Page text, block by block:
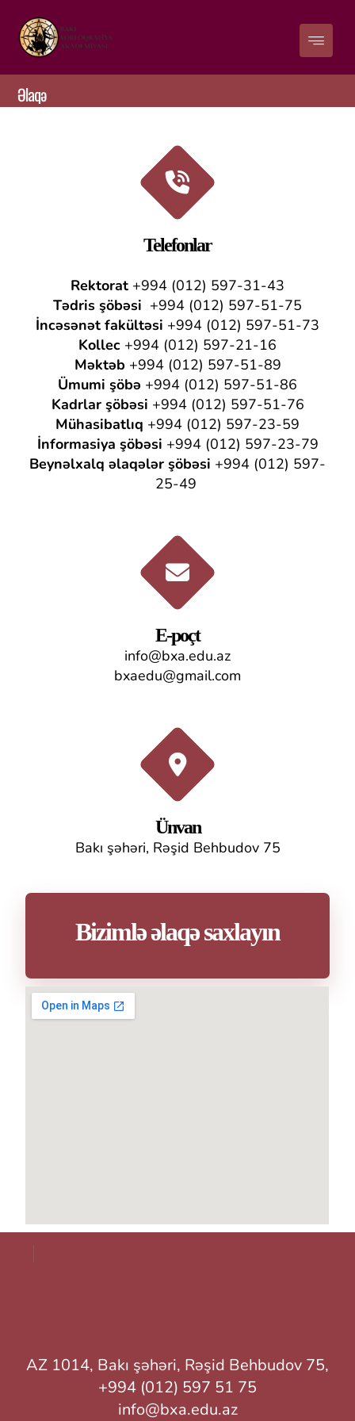
Əlaqə
Telefonlar
Rektorat +994 (012) 597-31-43
Tədris şöbəsi +994 (012) 597-51-75
İncəsənət fakültəsi +994 (012) 597-51-73
Kollec +994 (012) 597-21-16
Məktəb +994 (012) 597-51-89
Ümumi şöbə +994 (012) 597-51-86
Kadrlar şöbəsi +994 (012) 597-51-76
Mühasibatlıq +994 (012) 597-23-59
İnformasiya şöbəsi +994 (012) 597-23-79
Beynəlxalq əlaqələr şöbəsi +994 (012) 597-
25-49
E-poçt
info@bxa.edu.az
bxaedu@gmail.com
Ünvan
Bakı şəhəri, Rəşid Behbudov 75
Bizimlə əlaqə saxlayın
AZ 1014, Bakı şəhəri, Rəşid Behbudov 75,
+994 (012) 597 51 75
info@bxa.edu.az